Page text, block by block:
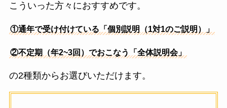
こういった方々におすすめです。
①通年で受け付けている「個別説明（1対1のご説明）」
②不定期（年2~3回）でおこなう「全体説明会」
の2種類からお選びいただけます。